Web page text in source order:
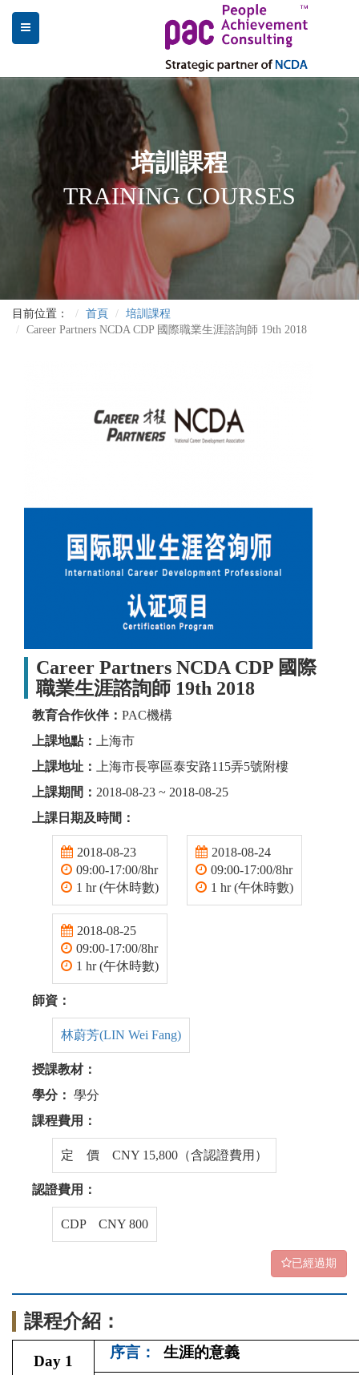
培訓課程
TRAINING COURSES
目前位置： 首頁
培訓課程
Career Partners NCDA CDP 國際職業生涯諮詢師 19th 2018
Career Partners NCDA CDP 國際
職業生涯諮詢師 19th 2018
教育合作伙伴： PAC機構
上課地點：
上海市
上課地址：
上海市長寧區泰安路115弄5號附樓
上課期間： 2018-08-23 ~ 2018-08-25
上課日期及時間：
2018-08-23
09:00-17:00/8hr
1 hr (午休時數)
2018-08-24
09:00-17:00/8hr
1 hr (午休時數)
2018-08-25
09:00-17:00/8hr
1 hr (午休時數)
師資：
林蔚芳(LIN Wei Fang)
授課教材：
學分： 學分
課程費用：
定 價 CNY 15,800（含認證費用）
認證費用：
CDP CNY 800
已經過期
課程介紹：
Day 1
序言： 生涯的意義